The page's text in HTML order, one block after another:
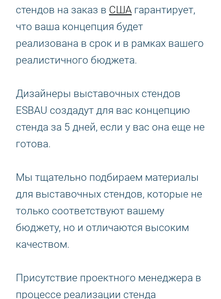
стендов на заказ в США гарантирует,
что ваша концепция будет
реализована в срок и в рамках вашего
реалистичного бюджета.
Дизайнеры выставочных стендов
ESBAU создадут для вас концепцию
стенда за 5 дней, если у вас она еще не
готова.
Мы тщательно подбираем материалы
для выставочных стендов, которые не
только соответствуют вашему
бюджету, но и отличаются высоким
качеством.
Присутствие проектного менеджера в
процессе реализации стенда